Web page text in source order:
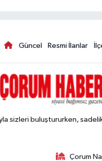
Güncel Resmi İlanlar
sizleri buluştururken,
Çorum